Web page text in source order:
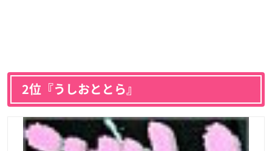
2位『うしおととら』